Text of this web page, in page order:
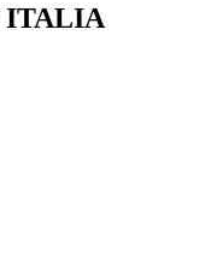
ITALIA